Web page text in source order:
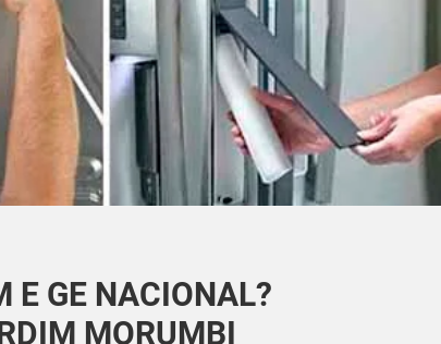
E GE NACIONAL?
MORUMBI